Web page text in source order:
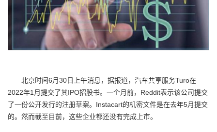
北京时间6月30日上午消息，据报道，汽车共享服务Turo在
2022年1月提交了其IPO招股书。一个月前，Reddit表示该公司提交
了一份公开发行的注册草案。Instacart的机密文件是在去年5月提交
的。然而截至目前，这些企业都还没有完成上市。